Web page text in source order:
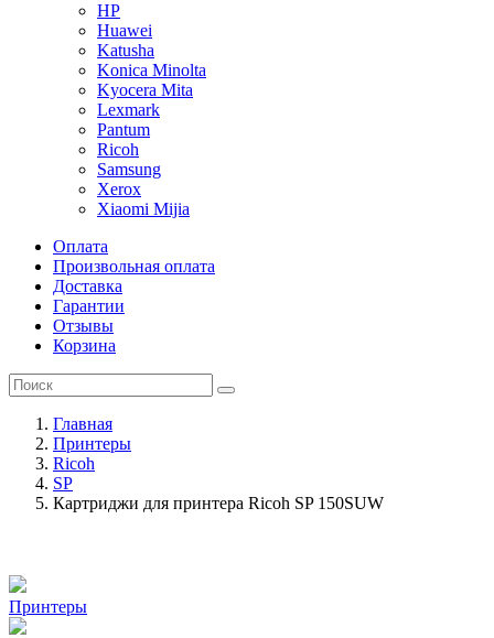
HP
Huawei
Katusha
Konica Minolta
Kyocera Mita
Lexmark
Pantum
Ricoh
Samsung
Xerox
Xiaomi Mijia
Оплата
Произвольная оплата
Доставка
Гарантии
Отзывы
Корзина
Главная
Принтеры
Ricoh
SP
Картриджи для принтера Ricoh SP 150SUW
Принтеры